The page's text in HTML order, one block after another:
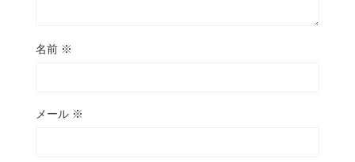
名前 ※
メール ※